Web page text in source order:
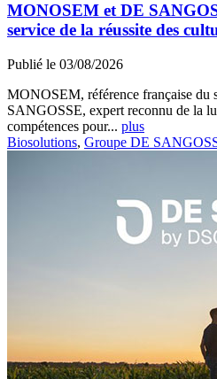
MONOSEM et DE
service de la réussite des
Publié le 03/08/2026
MONOSEM, référence française du
SANGOSSE, expert reconnu de la
compétences pour... plus
Biosolutions, Groupe DE